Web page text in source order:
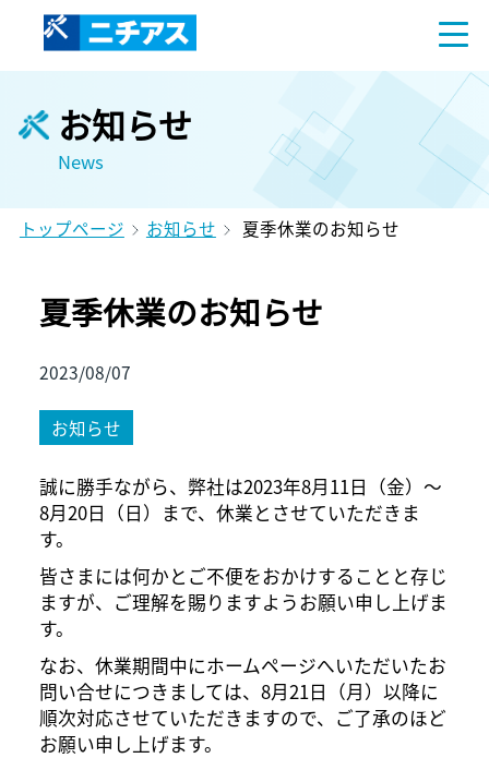
お知らせ
News
トップページ お知らせ 夏季休業のお知らせ
夏季休業のお知らせ
2023/08/07
お知らせ
誠に勝手ながら、弊社は2023年8月11日（金）～
8月20日（日）まで、休業とさせていただきま
す。
皆さまには何かとご不便をおかけすることと存じ
ますが、ご理解を賜りますようお願い申し上げま
す。
なお、休業期間中にホームページへいただいたお
問い合せにつきましては、8月21日（月）以降に
順次対応させていただきますので、ご了承のほど
お願い申し上げます。